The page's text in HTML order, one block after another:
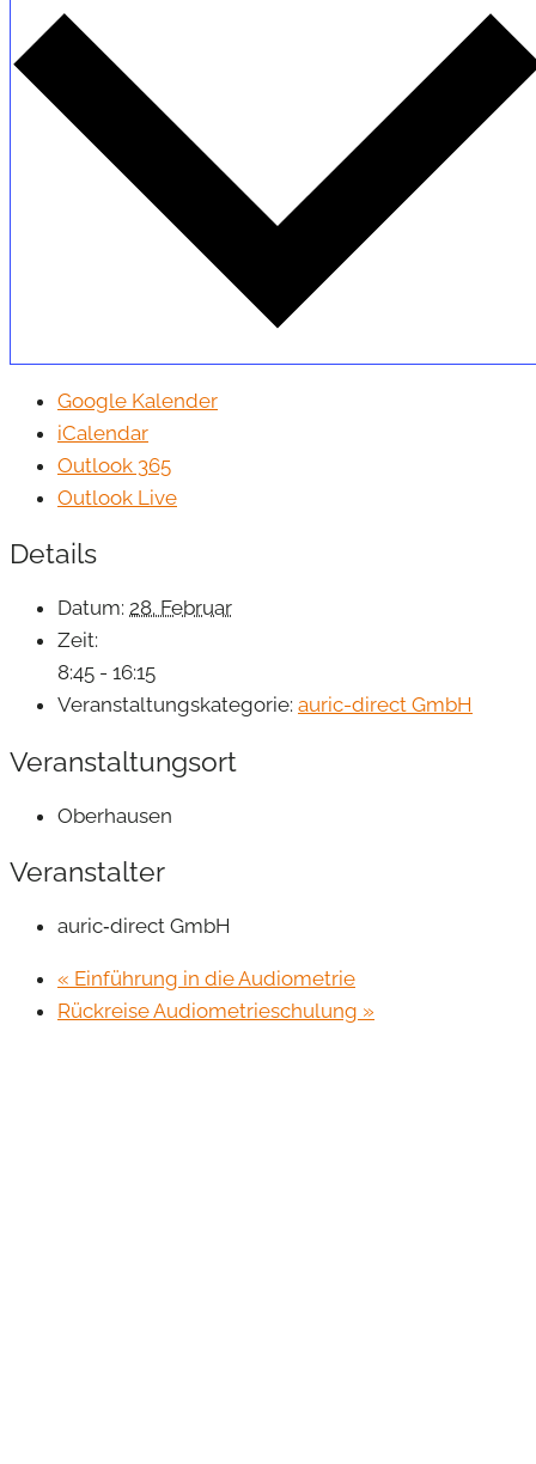
Google Kalender
iCalendar
Outlook 365
Outlook Live
Details
Datum: 28. Februar
Zeit:
8:45 - 16:15
Veranstaltungskategorie: auric-direct GmbH
Veranstaltungsort
Oberhausen
Veranstalter
auric‐direct GmbH
« Einführung in die Audiometrie
Rückreise Audiometrieschulung »